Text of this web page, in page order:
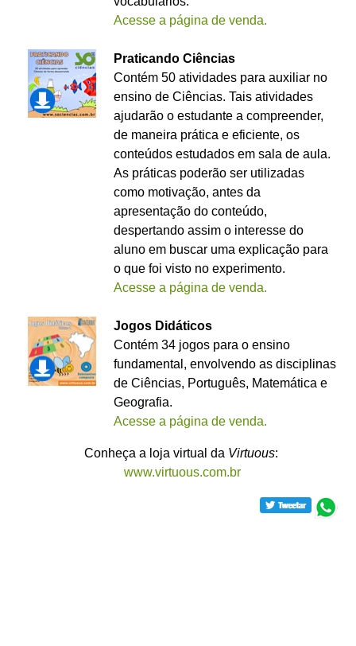
Acesse a página de venda.
Praticando Ciências
Contém 50 atividades para auxiliar no
ensino de Ciências. Tais atividades
ajudarão o estudante a compreender,
de maneira prática e eficiente, os
conteúdos estudados em sala de aula.
As práticas poderão ser utilizadas
como motivação, antes da
apresentação do conteúdo,
despertando assim o interesse do
aluno em buscar uma explicação para
o que foi visto no experimento.
Acesse a página de venda.
Jogos Didáticos
Contém 34 jogos para o ensino
fundamental, envolvendo as disciplinas
de Ciências, Português, Matemática e
Geografia.
Acesse a página de venda.
Conheça a loja virtual da Virtuous:
www.virtuous.com.br